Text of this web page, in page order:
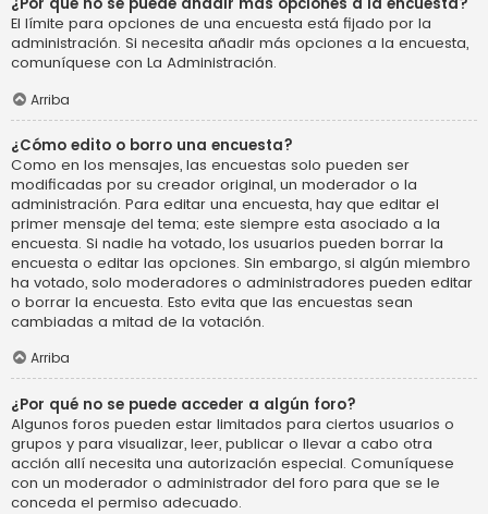
El límite para opciones de una encuesta está fijado por la
administración. Si necesita añadir más opciones a la encuesta,
comuníquese con La Administración.
Arriba
¿Cómo edito o borro una encuesta?
Como en los mensajes, las encuestas solo pueden ser
modificadas por su creador original, un moderador o la
administración. Para editar una encuesta, hay que editar el
primer mensaje del tema; este siempre esta asociado a la
encuesta. Si nadie ha votado, los usuarios pueden borrar la
encuesta o editar las opciones. Sin embargo, si algún miembro
ha votado, solo moderadores o administradores pueden editar
o borrar la encuesta. Esto evita que las encuestas sean
cambiadas a mitad de la votación.
Arriba
¿Por qué no se puede acceder a algún foro?
Algunos foros pueden estar limitados para ciertos usuarios o
grupos y para visualizar, leer, publicar o llevar a cabo otra
acción allí necesita una autorización especial. Comuníquese
con un moderador o administrador del foro para que se le
conceda el permiso adecuado.